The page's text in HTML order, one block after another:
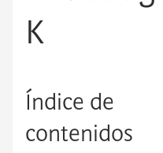
K
Índice de
contenidos